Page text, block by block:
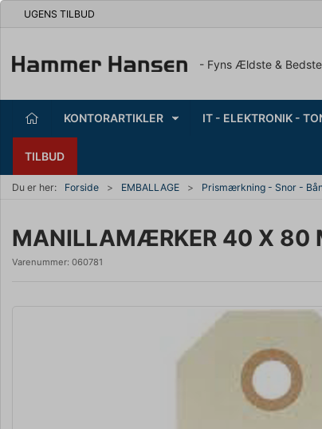
UGENS TILBUD
- Fyns Ældste &
KONTORARTIKLER IT - ELEKTRONIK -
TILBUD
Du er her: Forside EMBALLAGE Prismærkning - Snor -
MANILLAMÆRKER 40 X 80
Varenummer: 060781